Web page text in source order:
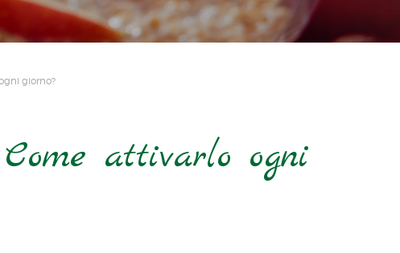
giorno?
attivarlo ogni